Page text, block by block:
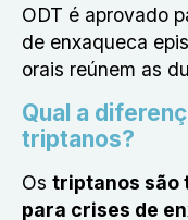
ODT é aprovado
de enxaqueca
orais reúnem as
Qual a
triptanos?
Os triptanos são
para crises de